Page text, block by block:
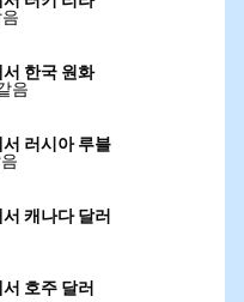
한국 원화
음
러시아 루블
캐나다 달러
호주 달러